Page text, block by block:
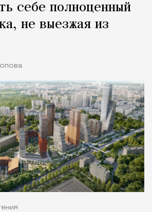
себе полноценный
не выезжая из